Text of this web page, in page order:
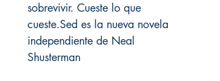
sobrevivir. Cueste lo que
cueste.Sed es la nueva novela
independiente de Neal
Shusterman